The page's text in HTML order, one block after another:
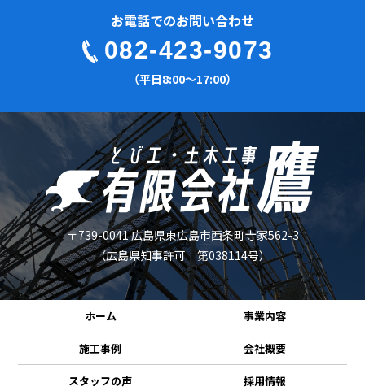
お電話でのお問い合わせ
082-423-9073
（平日8:00〜17:00）
〒739-0041 広島県東広島市西条町寺家562-3
（広島県知事許可 第038114号）
ホーム 事業内容
施工事例 会社概要
スタッフの声 採用情報